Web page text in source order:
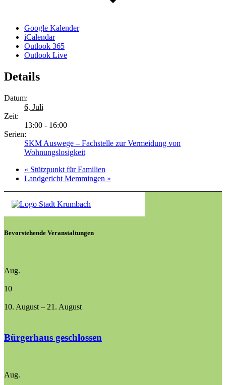
Google Kalender
iCalendar
Outlook 365
Outlook Live
Details
Datum:
6. Juli
Zeit:
13:00 - 16:00
Serien:
SKM Auswege – Fachstelle zur Vermeidung von
Wohnungslosigkeit
« Stützpunkt für Familien
Landgericht Memmingen »
Bevorstehende Veranstaltungen
Aug.
10
10. August – 21. August
Bürgerhaus geschlossen
Aug.